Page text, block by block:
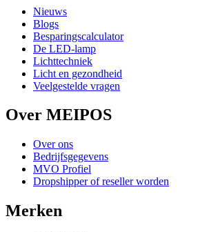
Nieuws
Blogs
Besparingscalculator
De LED-lamp
Lichttechniek
Licht en gezondheid
Veelgestelde vragen
Over MEIPOS
Over ons
Bedrijfsgegevens
MVO Profiel
Dropshipper of reseller worden
Merken